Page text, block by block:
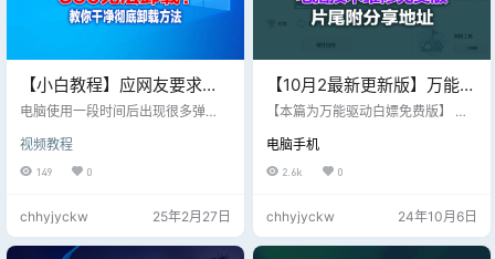
【小白教程】应网友要求本
期分享：怎样干净彻底的卸
电脑使用一段时间后出现很多弹
使用越来越慢，越来越卡； 这是电
脑不小心安装了臭名昭著的360软
件，不停的扫描电脑导致的，今天
视频教程
149 0
chhyjyckw 25年2月27日
【10月2最新更新版】万能驱
动VIP版(EasyDrv8)最新版，
win11_64位+32位系统
【本篇为万能驱动白嫖免费版】 最
月2日最新更新版，下列下载地址已
经更新至最新版 万能驱动8全新UI设
计使交互更直观，进一步优化了硬
动搭配的自由度，新增驱动包自定
义功能，令操作变得更加得心应
电脑手机
2.6k 0
chhyjyckw 24年10月6日